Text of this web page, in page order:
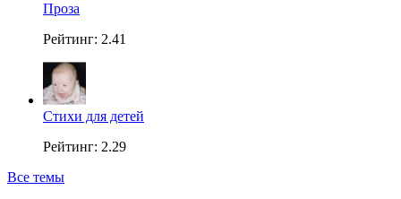
Проза
Рейтинг: 2.41
Стихи для детей
Рейтинг: 2.29
Все темы